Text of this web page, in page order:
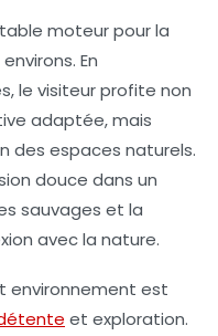
moteur pour la
En
le visiteur profite non
adaptée, mais
des espaces naturels.
douce dans un
sauvages et la
avec la nature.
environnement est
et exploration.